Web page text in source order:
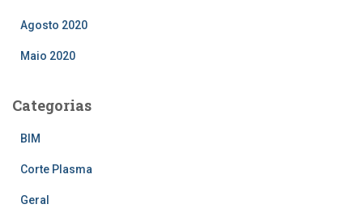
Agosto 2020
Maio 2020
Categorias
BIM
Corte Plasma
Geral